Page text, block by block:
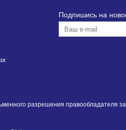
Подпишиcь на
разрешения правообладателя